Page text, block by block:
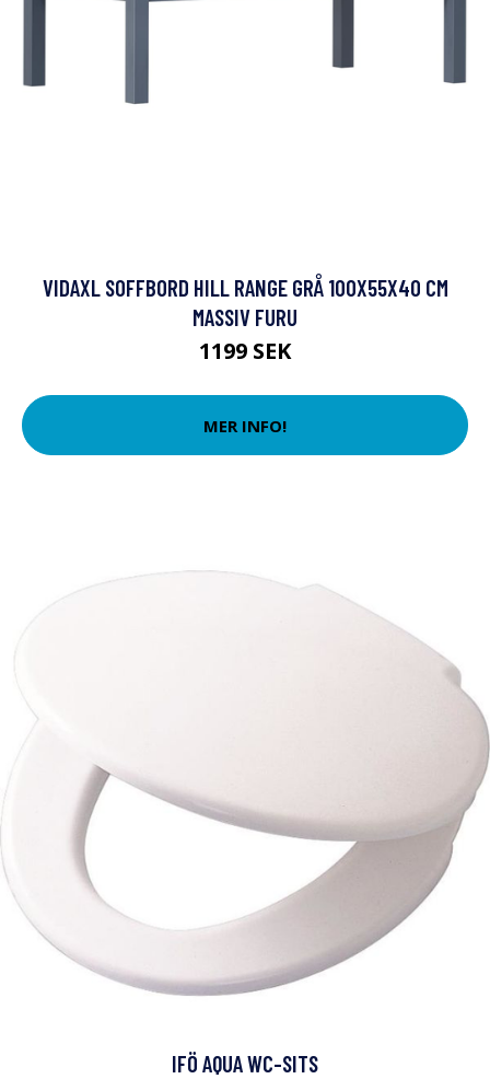
VIDAXL SOFFBORD HILL RANGE GRÅ 100X55X40 CM
MASSIV FURU
1199 SEK
MER INFO!
IFÖ AQUA WC-SITS